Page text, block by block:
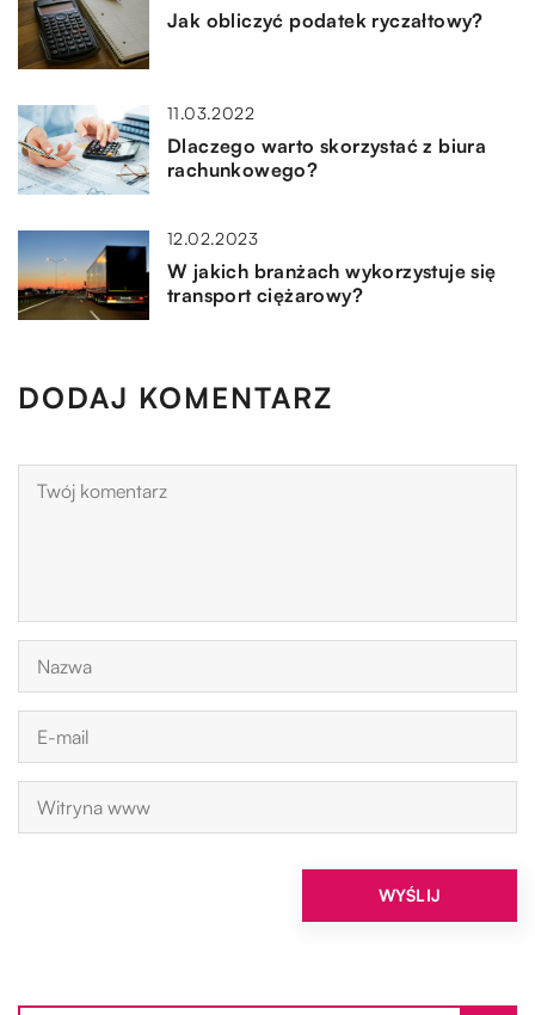
Jak obliczyć podatek ryczałtowy?
11.03.2022
Dlaczego warto skorzystać z biura
rachunkowego?
12.02.2023
W jakich branżach wykorzystuje się
transport ciężarowy?
DODAJ KOMENTARZ